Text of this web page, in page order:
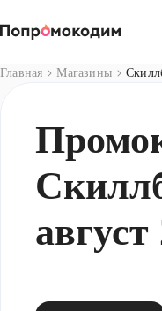
Главная Магазины
август